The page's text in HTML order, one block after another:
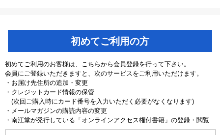
初めてご利用の方
初めてご利用のお客様は、こちらから会員登録を行って下さい。
会員にご登録いただきますと、次のサービスをご利用いただけます。
・お届け先住所の追加・変更
・クレジットカード情報の保管
(次回ご購入時にカード番号を入力いただく必要がなくなります)
・メールマガジンの購読内容の変更
・南江堂が発行している「オンラインアクセス権付書籍」の登録・閲覧